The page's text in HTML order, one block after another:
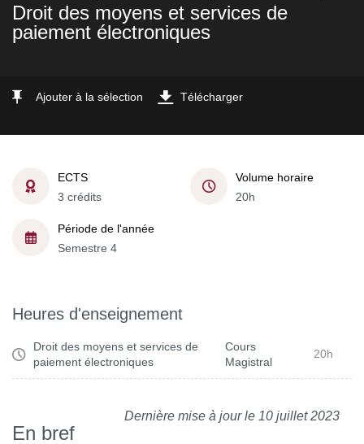
Droit des moyens et services de
paiement électroniques
Ajouter à la sélection Télécharger
ECTS
3 crédits
Volume horaire
20h
Période de l'année
Semestre 4
Heures d'enseignement
Droit des moyens et services de
paiement électroniques
Cours
Magistral
20h
Dernière mise à jour le 10 juillet 2023
En bref